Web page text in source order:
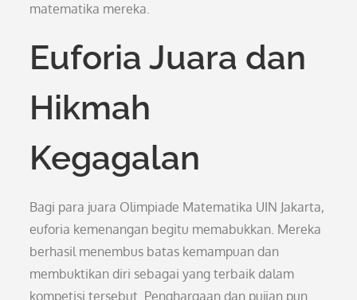
matematika mereka.
Euforia Juara dan
Hikmah
Kegagalan
Bagi para juara Olimpiade Matematika UIN Jakarta,
euforia kemenangan begitu memabukkan. Mereka
berhasil menembus batas kemampuan dan
membuktikan diri sebagai yang terbaik dalam
kompetisi tersebut. Penghargaan dan pujian pun